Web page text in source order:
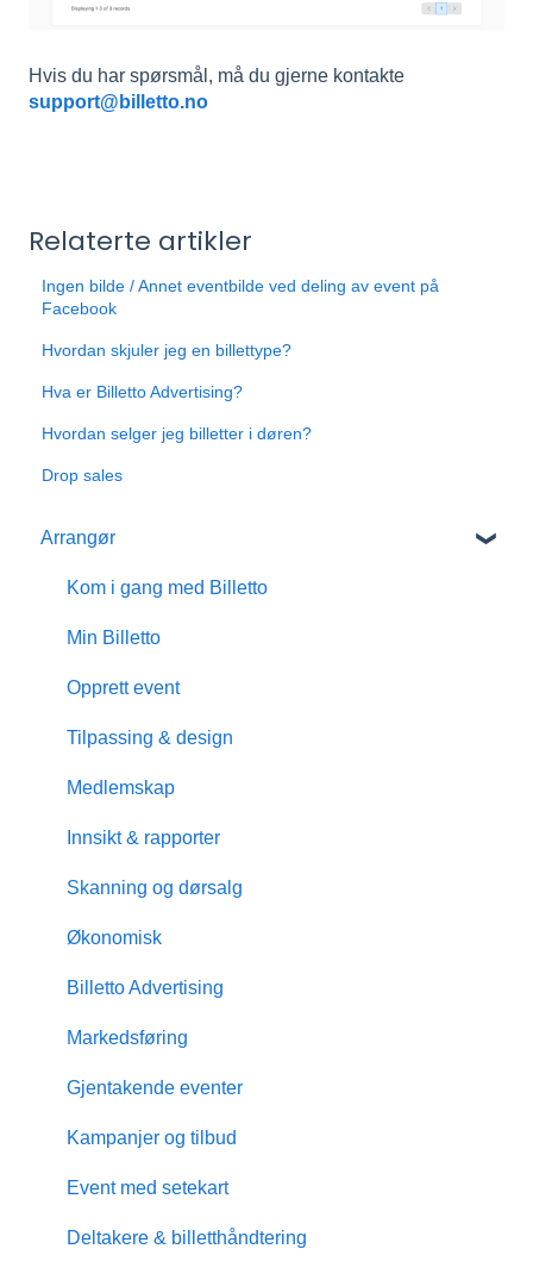
Hvis du har spørsmål, må du gjerne kontakte
support@billetto.no
Relaterte artikler
Ingen bilde / Annet eventbilde ved deling av event på
Facebook
Hvordan skjuler jeg en billettype?
Hva er Billetto Advertising?
Hvordan selger jeg billetter i døren?
Drop sales
Arrangør
Kom i gang med Billetto
Min Billetto
Opprett event
Tilpassing & design
Medlemskap
Innsikt & rapporter
Skanning og dørsalg
Økonomisk
Billetto Advertising
Markedsføring
Gjentakende eventer
Kampanjer og tilbud
Event med setekart
Deltakere & billetthåndtering